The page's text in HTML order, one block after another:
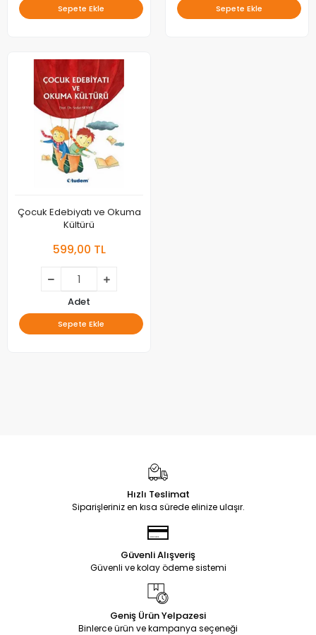
Sepete Ekle Sepete Ekle
Çocuk Edebiyatı ve Okuma
Kültürü
599,00 TL
Adet
Sepete Ekle
Hızlı Teslimat
Siparişleriniz en kısa sürede elinize ulaşır.
Güvenli Alışveriş
Güvenli ve kolay ödeme sistemi
Geniş Ürün Yelpazesi
Binlerce ürün ve kampanya seçeneği